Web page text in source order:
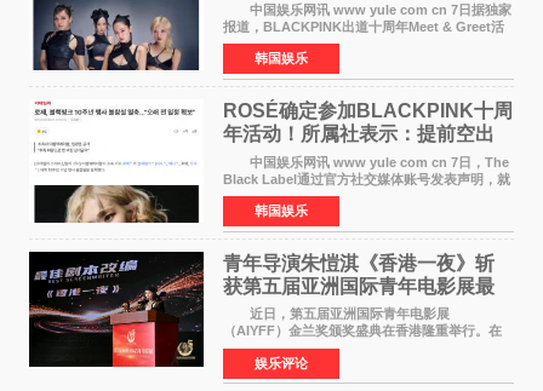
中国娱乐网讯 www yule com cn 7日据独家
报道，BLACKPINK出道十周年Meet & Greet活
动将由智秀、ROS&Eacute;、JENNIE出席，
LISA将缺席。 此前BLACKPINK所属社YG并
未为组合出道十周年做
韩国娱乐
ROSÉ确定参加BLACKPINK十周
年活动！所属社表示：提前空出
了时间
中国娱乐网讯 www yule com cn 7日，The
Black Label通过官方社交媒体账号发表声明，就
近期网络上关于ROS&Eacute;个人行程及是否参
加BLACKPINK出道纪念活动的种种猜测作出正
式回应。 Th
韩国娱乐
青年导演朱愷淇《香港一夜》斩
获第五届亚洲国际青年电影展最
佳剧本改编奖
近日，第五届亚洲国际青年电影展
（AIYFF）金兰奖颁奖盛典在香港隆重举行。在
这场汇聚数百位海内外电影人、文化界人士及媒
体代表的亚洲青年影视盛会上，香港本土电影
《香港一夜》（Dawn in Ho
娱乐评论